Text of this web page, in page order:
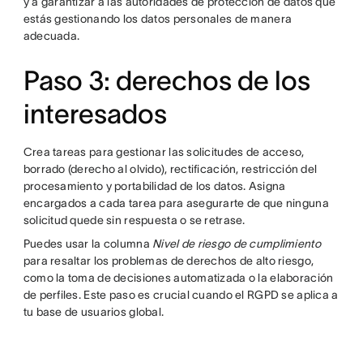
estás gestionando los datos personales de manera
adecuada.
Paso 3: derechos de los
interesados
Crea tareas para gestionar las solicitudes de acceso,
borrado (derecho al olvido), rectificación, restricción del
procesamiento y portabilidad de los datos. Asigna
encargados a cada tarea para asegurarte de que ninguna
solicitud quede sin respuesta o se retrase.
Puedes usar la columna Nivel de riesgo de cumplimiento
para resaltar los problemas de derechos de alto riesgo,
como la toma de decisiones automatizada o la elaboración
de perfiles. Este paso es crucial cuando el RGPD se aplica a
tu base de usuarios global.